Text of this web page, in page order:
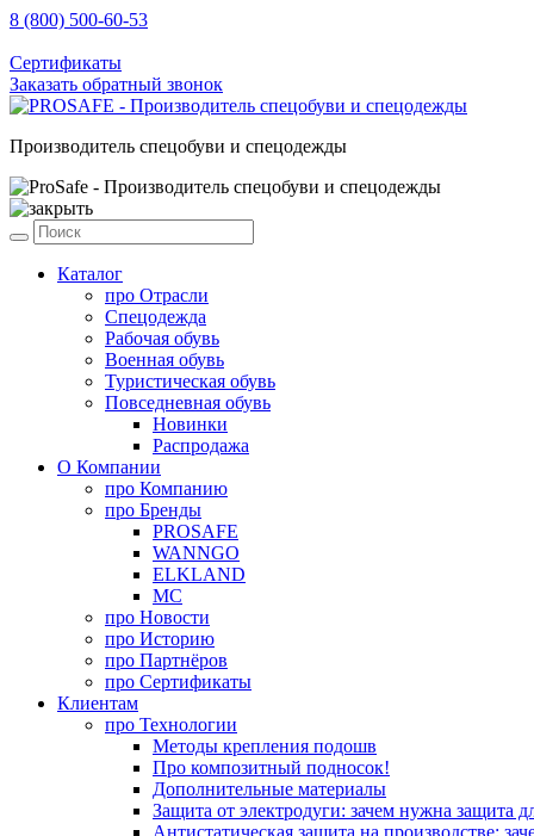
8 (800) 500-60-53
Сертификаты
Заказать обратный звонок
Производитель спецобуви и спецодежды
Каталог
про Отрасли
Спецодежда
Рабочая обувь
Военная обувь
Туристическая обувь
Повседневная обувь
Новинки
Распродажа
О Компании
про Компанию
про Бренды
PROSAFE
WANNGO
ELKLAND
MC
про Новости
про Историю
про Партнёров
про Сертификаты
Клиентам
про Технологии
Методы крепления подошв
Про композитный подносок!
Дополнительные материалы
Защита от электродуги: зачем нужна защита
Антистатическая защита на производстве: